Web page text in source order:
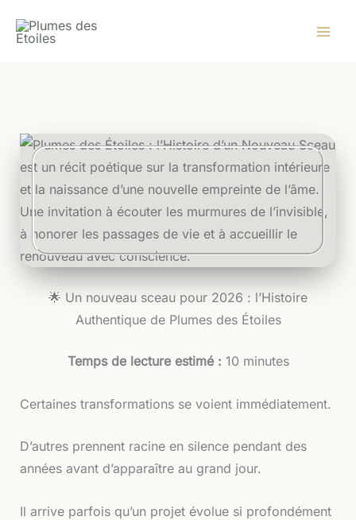
🌟 Un nouveau sceau pour 2026 : l’Histoire
Authentique de Plumes des Étoiles
Temps de lecture estimé : 10 minutes
Certaines transformations se voient immédiatement.
D’autres prennent racine en silence pendant des
années avant d’apparaître au grand jour.
Il arrive parfois qu’un projet évolue si profondément